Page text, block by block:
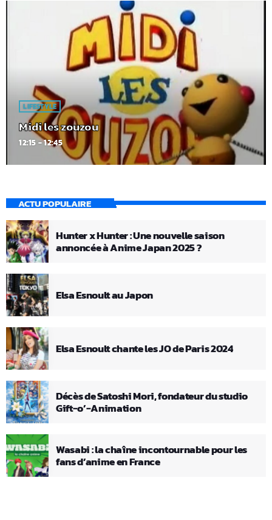
LIFESTYLE
Midi les zouzou
12:15 - 12:45
ACTU POPULAIRE
Hunter x Hunter : Une nouvelle saison
annoncée à Anime Japan 2025 ?
Elsa Esnoult au Japon
Elsa Esnoult chante les JO de Paris 2024
Décès de Satoshi Mori, fondateur du studio
Gift-o’-Animation
Wasabi : la chaîne incontournable pour les
fans d’anime en France